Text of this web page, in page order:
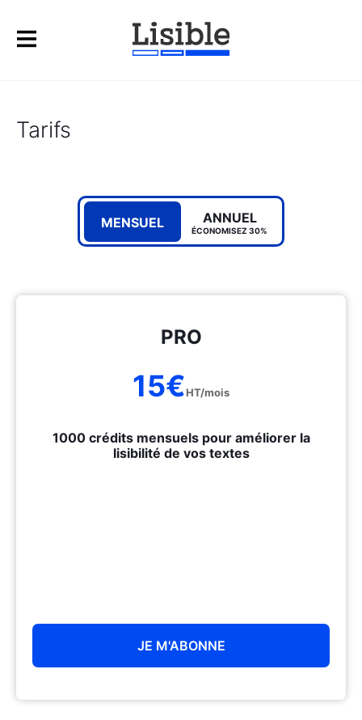
Tarifs
MENSUEL ANNUEL
ÉCONOMISEZ 30%
PRO
15€HT/mois
1000crédits mensuels pour améliorer la
lisibilité de vos textes
JE M'ABONNE